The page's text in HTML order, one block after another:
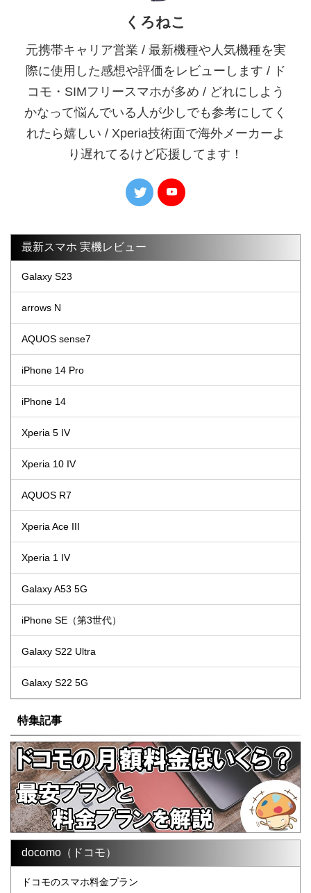
くろねこ
元携帯キャリア営業 / 最新機種や人気機種を実
際に使用した感想や評価をレビューします / ド
コモ・SIMフリースマホが多め / どれにしよう
かなって悩んでいる人が少しでも参考にしてく
れたら嬉しい / Xperia技術面で海外メーカーよ
り遅れてるけど応援してます！
最新スマホ 実機レビュー
Galaxy S23
arrows N
AQUOS sense7
iPhone 14 Pro
iPhone 14
Xperia 5 IV
Xperia 10 IV
AQUOS R7
Xperia Ace III
Xperia 1 IV
Galaxy A53 5G
iPhone SE（第3世代）
Galaxy S22 Ultra
Galaxy S22 5G
特集記事
docomo（ドコモ）
ドコモのスマホ料金プラン